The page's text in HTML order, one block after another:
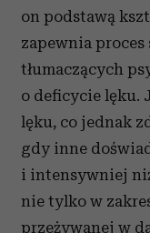
on podstawą
zapewnia
tłumaczących
o deficycie lęku.
lęku, co jednak
gdy inne
i intensywniej
nie tylko w
przeżywanej w